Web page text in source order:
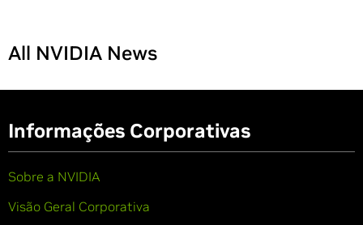
All NVIDIA News
Informações Corporativas
Sobre a NVIDIA
Visão Geral Corporativa